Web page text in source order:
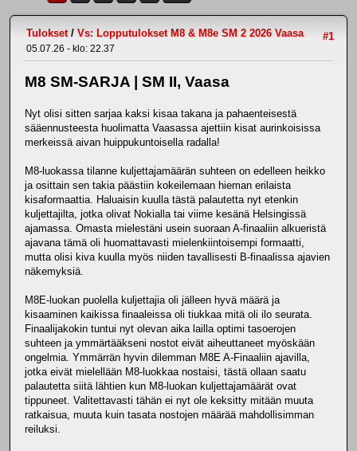
#1
Tulokset/ Vs: Lopputulokset M8 & M8e SM 2 2026 Vaasa
05.07.26 - klo: 22.37
M8 SM-SARJA | SM II, Vaasa
Nyt olisi sitten sarjaa kaksi kisaa takana ja pahaenteisestä
sääennusteesta huolimatta Vaasassa ajettiin kisat aurinkoisissa
merkeissä aivan huippukuntoisella radalla!
M8-luokassa tilanne kuljettajamäärän suhteen on edelleen heikko
ja osittain sen takia päästiin kokeilemaan hieman erilaista
kisaformaattia. Haluaisin kuulla tästä palautetta nyt etenkin
kuljettajilta, jotka olivat Nokialla tai viime kesänä Helsingissä
ajamassa. Omasta mielestäni usein suoraan A-finaaliin alkueristä
ajavana tämä oli huomattavasti mielenkiintoisempi formaatti,
mutta olisi kiva kuulla myös niiden tavallisesti B-finaalissa ajavien
näkemyksiä.
M8E-luokan puolella kuljettajia oli jälleen hyvä määrä ja
kisaaminen kaikissa finaaleissa oli tiukkaa mitä oli ilo seurata.
Finaalijakokin tuntui nyt olevan aika lailla optimi tasoerojen
suhteen ja ymmärtääkseni nostot eivät aiheuttaneet myöskään
ongelmia. Ymmärrän hyvin dilemman M8E A-Finaaliin ajavilla,
jotka eivät mielellään M8-luokkaa nostaisi, tästä ollaan saatu
palautetta siitä lähtien kun M8-luokan kuljettajamäärät ovat
tippuneet. Valitettavasti tähän ei nyt ole keksitty mitään muuta
ratkaisua, muuta kuin tasata nostojen määrää mahdollisimman
reiluksi.